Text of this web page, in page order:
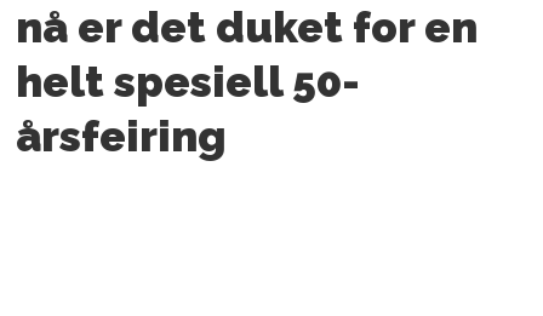
nå er det duket for en
helt spesiell 50-
årsfeiring